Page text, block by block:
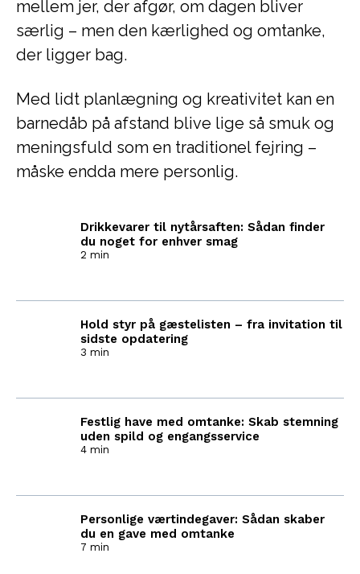
mellem jer, der afgør, om dagen bliver
særlig – men den kærlighed og omtanke,
der ligger bag.
Med lidt planlægning og kreativitet kan en
barnedåb på afstand blive lige så smuk og
meningsfuld som en traditionel fejring –
måske endda mere personlig.
Drikkevarer til nytårsaften: Sådan finder
du noget for enhver smag
2 min
Hold styr på gæstelisten – fra invitation til
sidste opdatering
3 min
Festlig have med omtanke: Skab stemning
uden spild og engangsservice
4 min
Personlige værtindegaver: Sådan skaber
du en gave med omtanke
7 min